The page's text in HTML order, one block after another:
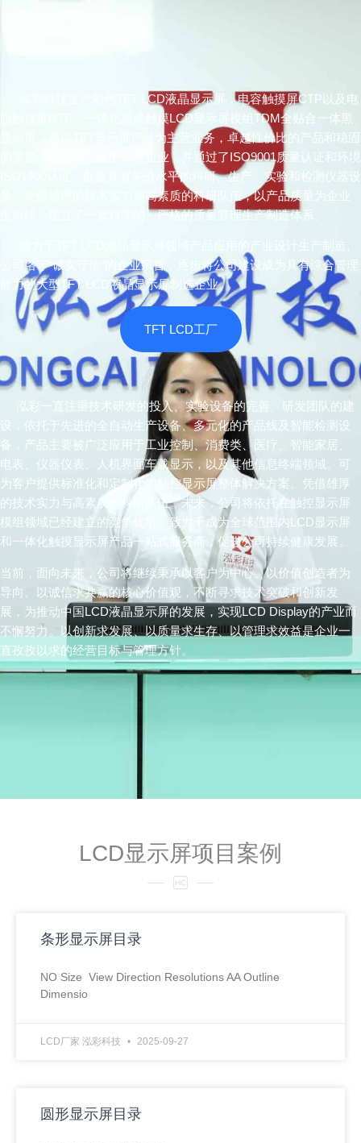
泓彩科技生产彩色TFT LCD液晶显示屏，电容触摸屏CTP以及电
阻触摸屏RTP，一体化总成触摸LCD显示屏模组TDM全贴合一体黑
显示屏，是以TFT显示屏产品为主营业务，卓越性价比的产品和稳固
的质量，是国家认定的高新企业，并通过了ISO9001质量认证和环境
ISO1400认证。配备具有先进水平的科研、生产、实验和检测仪器设
备，凭借雄厚的技术实力与高素质的科研队伍，以产品质量为企业
生命线，建立了一套科学的、严格的质量管理生产制造体系。
致力于TFT LCD液晶显示屏领域产品应用的产业设计生产制造,
公司恪守“诚实守信”的企业宗旨，逐步将公司建设成为具有综合管理
能力的大型TFT LCD液晶显示屏制造企业。
TFT LCD工厂
泓彩一直注重技术研发的投入、实验设备的完善、研发团队的建
设，依托于先进的全自动生产设备、多元化的产品线及智能检测设
备，产品主要被广泛应用于工业控制、消费类、医疗、智能家居、
电表、仪器仪表、人机界面车载显示，以及其他信息终端领域。可
为客户提供标准化和定制化的触控显示屏整体解决方案。凭借雄厚
的技术实力与高素质的科研队伍。未来，公司将依托在触控显示屏
模组领域已经建立的竞争优势，致力于成为全球范围内LCD显示屏
和一体化触摸显示屏产品一站式服务商，促进公司持续健康发展。
当前，面向未来，公司将继续秉承以客户为中心、以价值创造者为
导向、以诚信求共赢的核心价值观，不断寻求技术突破和创新发
展，为推动中国LCD液晶显示屏的发展，实现LCD Display的产业而
不懈努力。以创新求发展、以质量求生存、以管理求效益是企业一
直孜孜以求的经营目标与管理方针。
LCD显示屏项目案例
条形显示屏目录
NO Size View Direction Resolutions AA Outline
Dimensio
LCD厂家 泓彩科技 2025-09-27
圆形显示屏目录